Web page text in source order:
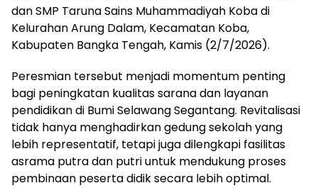
dan SMP Taruna Sains Muhammadiyah Koba di
Kelurahan Arung Dalam, Kecamatan Koba,
Kabupaten Bangka Tengah, Kamis (2/7/2026).
‎Peresmian tersebut menjadi momentum penting
bagi peningkatan kualitas sarana dan layanan
pendidikan di Bumi Selawang Segantang. Revitalisasi
tidak hanya menghadirkan gedung sekolah yang
lebih representatif, tetapi juga dilengkapi fasilitas
asrama putra dan putri untuk mendukung proses
pembinaan peserta didik secara lebih optimal.